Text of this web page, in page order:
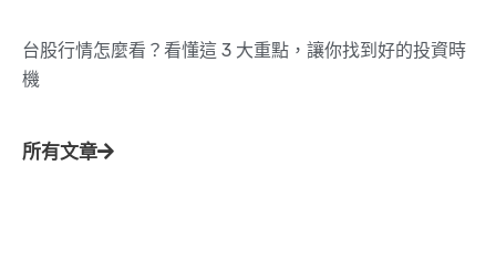
台股行情怎麼看？看懂這 3 大重點，讓你找到好的投資時
機
所有文章